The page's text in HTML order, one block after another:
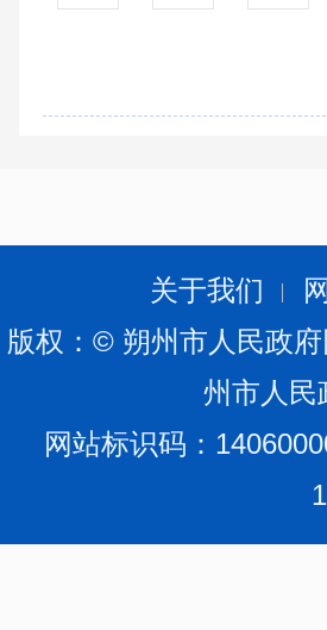
关于我们
版权：© 朔州市人民政
州市人民
网站标识码：